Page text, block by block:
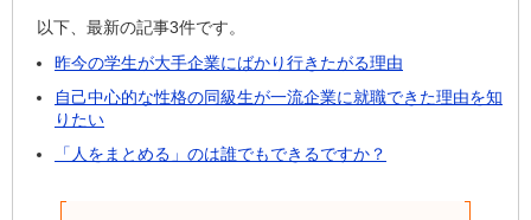
以下、最新の記事3件です。
昨今の学生が大手企業にばかり行きたがる理由
自己中心的な性格の同級生が一流企業に就職できた理由を知
りたい
「人をまとめる」のは誰でもできるですか？